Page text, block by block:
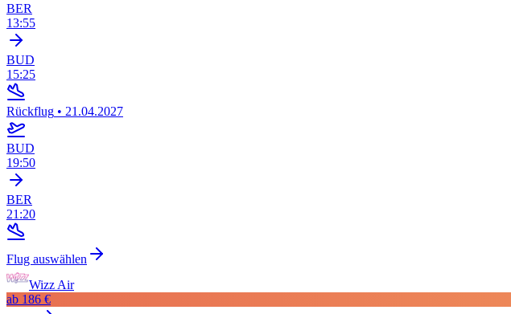
BER
13:55
BUD
15:25
Rückflug • 21.04.2027
BUD
19:50
BER
21:20
Flug auswählen
Wizz Air
ab 186 €